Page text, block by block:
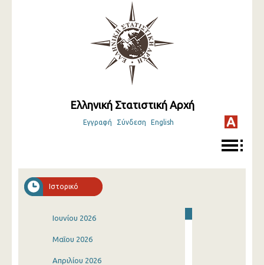
Ελληνική Στατιστική Αρχή
Εγγραφή Σύνδεση English
Ιστορικό
Ιουνίου 2026
Μαΐου 2026
Απριλίου 2026